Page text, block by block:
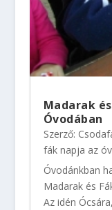
Madarak
Óvodában
Szerző:
fák napja az
Óvodánkban
Madarak és
Az idén